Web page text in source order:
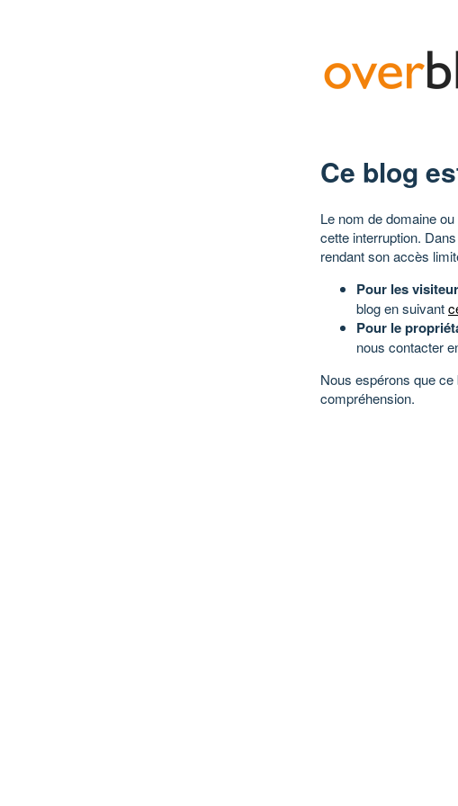
Ce blog
Le nom de domaine
cette interruption.
rendant son accès
Pour les
blog en suivant
Pour le
nous contacter
Nous espérons que
compréhension.